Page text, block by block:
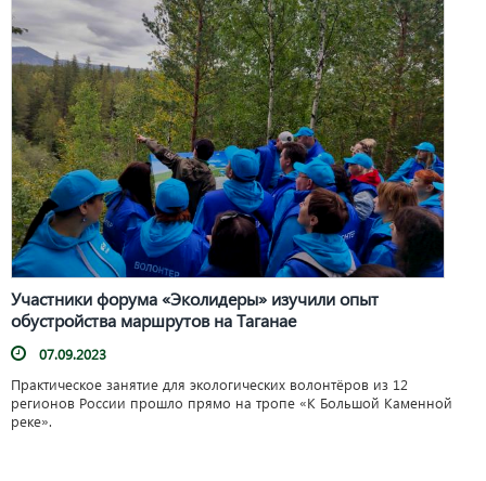
Участники форума «Эколидеры» изучили опыт
обустройства маршрутов на Таганае
07.09.2023
Практическое занятие для экологических волонтёров из 12
регионов России прошло прямо на тропе «К Большой Каменной
реке».